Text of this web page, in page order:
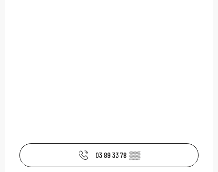
03 89 33 78 ▒▒